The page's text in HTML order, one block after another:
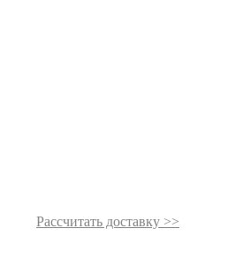
Рассчитать доставку >>